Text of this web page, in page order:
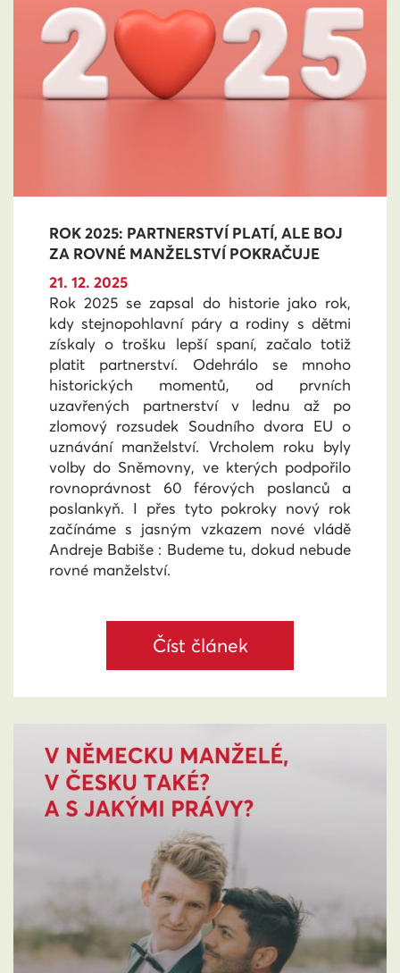
ROK 2025: PARTNERSTVÍ PLATÍ, ALE BOJ
ZA ROVNÉ MANŽELSTVÍ POKRAČUJE
21. 12. 2025
Rok 2025 se zapsal do historie jako rok,
kdy stejnopohlavní páry a rodiny s dětmi
získaly o trošku lepší spaní, začalo totiž
platit partnerství. Odehrálo se mnoho
historických momentů, od prvních
uzavřených partnerství v lednu až po
zlomový rozsudek Soudního dvora EU o
uznávání manželství. Vrcholem roku byly
volby do Sněmovny, ve kterých podpořilo
rovnoprávnost 60 férových poslanců a
poslankyň. I přes tyto pokroky nový rok
začínáme s jasným vzkazem nové vládě
Andreje Babiše : Budeme tu, dokud nebude
rovné manželství.
Číst článek